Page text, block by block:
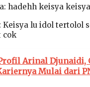
hadehh keisya keisya
Keisya lu idol tertolol
cok
Arinal Djunaidi,
Mulai dari